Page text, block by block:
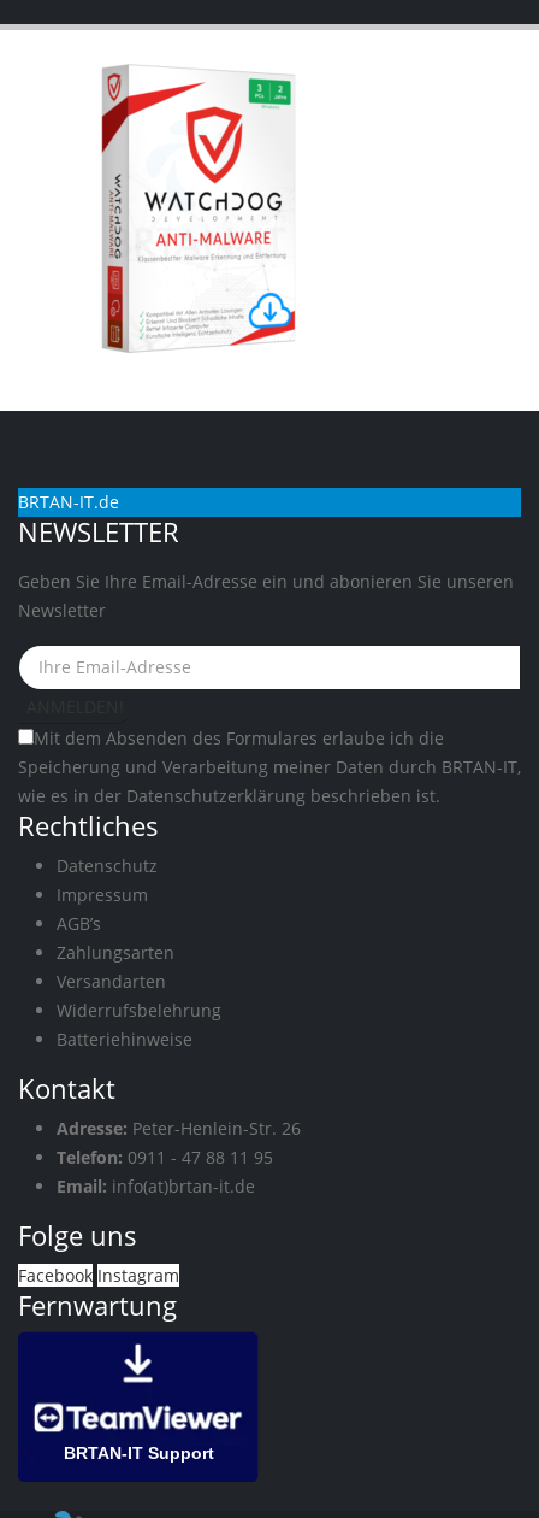
BRTAN-IT.de
NEWSLETTER
Geben Sie Ihre Email-Adresse ein und abonieren Sie unseren
Newsletter
Mit dem Absenden des Formulares erlaube ich die
Speicherung und Verarbeitung meiner Daten durch BRTAN-IT,
wie es in der Datenschutzerklärung beschrieben ist.
Rechtliches
Datenschutz
Impressum
AGB’s
Zahlungsarten
Versandarten
Widerrufsbelehrung
Batteriehinweise
Kontakt
Adresse: Peter-Henlein-Str. 26
Telefon: 0911 - 47 88 11 95
Email: info(at)brtan-it.de
Folge uns
Facebook Instagram
Fernwartung
BRTAN-IT Support